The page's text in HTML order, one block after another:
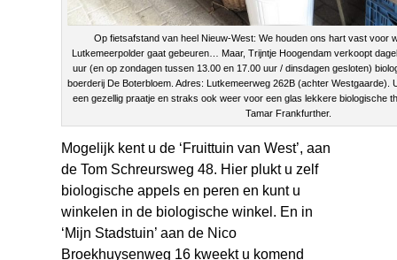
Op fietsafstand van heel Nieuw-West: We houden ons hart vast voor
Lutkemeerpolder gaat gebeuren… Maar, Trijntje Hoogendam verkoopt
uur (en op zondagen tussen 13.00 en 17.00 uur / dinsdagen gesloten)
boerderij De Boterbloem. Adres: Lutkemeerweg 262B (achter Westgaarde).
een gezellig praatje en straks ook weer voor een glas lekkere biologische
Tamar Frankfurther.
Mogelijk kent u de ‘Fruittuin van West’, aan
de Tom Schreursweg 48. Hier plukt u zelf
biologische appels en peren en kunt u
winkelen in de biologische winkel. En in
‘Mijn Stadstuin’ aan de Nico
Broekhuysenweg 16 kweekt u komend